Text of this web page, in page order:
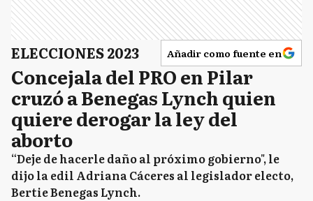
ELECCIONES 2023 Añadir como fuente en
Concejala del PRO en Pilar
cruzó a Benegas Lynch quien
quiere derogar la ley del
aborto
“Deje de hacerle daño al próximo gobierno", le
dijo la edil Adriana Cáceres al legislador electo,
Bertie Benegas Lynch.